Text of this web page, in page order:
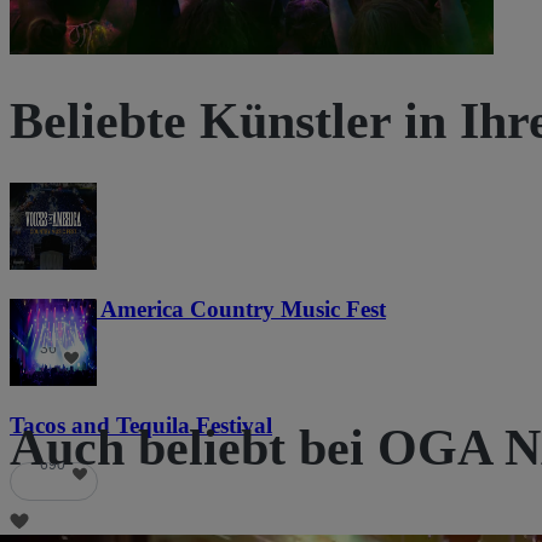
Beliebte Künstler in
Voices of America Country Music Fest
36
Tacos and Tequila Festival
690
Auch beliebt bei OGA